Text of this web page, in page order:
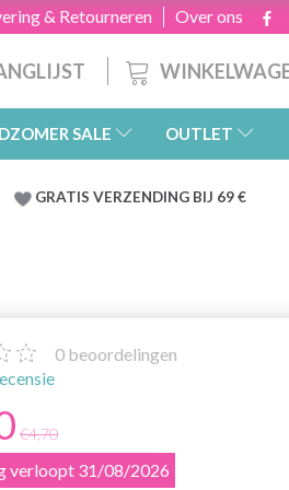
Over ons
& Retourneren
SALE OUTLET
GRATIS VERZENDING BIJ 69 €
0 beoordelingen
€4,70
verloopt 31/08/2026